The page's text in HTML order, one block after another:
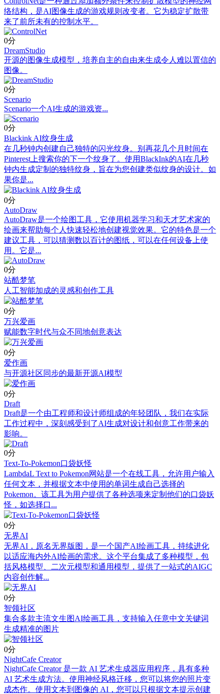
络结构，是AI图像生成的游戏规则改变者。它为稳定扩散带
来了前所未有的控制水平。
0分
DreamStudio
开源的图像生成模型，培养自主的自由来生成令人难以置信的
图像。
0分
Scenario
Scenario一个AI生成的游戏资...
0分
Blackink AI纹身生成
在几秒钟内创建自己独特的闪光纹身。别再花几个月时间在
Pinterest上搜索你的下一个纹身了。使用BlackInk的AI在几秒
钟内生成定制的独特纹身，旨在为您创建类似纹身的设计。如
果你是...
0分
AutoDraw
AutoDraw是一个绘图工具，它使用机器学习和天才艺术家的
绘画来帮助每个人快速轻松地创建视觉效果。它的特色是一个
建议工具，可以猜测数以百计的图纸，可以在任何设备上使
用。它是...
0分
站酷梦笔
人工智能加成的灵感和创作工具
0分
万兴爱画
赋能数字时代与众不同地创意表达
0分
爱作画
与开源社区同步的最新开源AI模型
0分
Draft
Draft是一个由工程师和设计师组成的年轻团队，我们在实际
工作过程中，深刻感受到了AI生成对设计和创意工作带来的
影响。
0分
Text-To-Pokemon口袋妖怪
LambdaL Text to Pokemon网站是一个在线工具，允许用户输入
任何文本，并根据文本中使用的单词生成自己选择的
Pokemon。该工具为用户提供了各种选项来定制他们的口袋妖
怪，如选择口...
0分
无界AI
无界AI，原名无界版图，是一个国产AI绘画工具，持续进化
以适应海内外AI绘画的需求。这个平台集成了多种模型，包
括风格模型、二次元模型和通用模型，提供了一站式的AIGC
内容创作解...
0分
智领社区
集合多款主流文生图AI绘画工具，支持输入任意中文关键词
生成精准的图片
0分
NightCafe Creator
NightCafe Creator 是一款 AI 艺术生成器应用程序，具有多种
AI 艺术生成方法。使用神经风格迁移，您可以将您的照片变
成杰作。使用文本到图像的 AI，您可以只根据文本提示创建